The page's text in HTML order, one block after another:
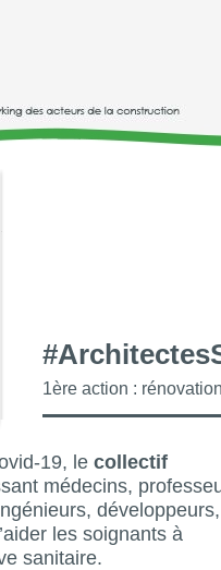
1ère action :
19, le collectif
médecins,
les soignants à
sanitaire.